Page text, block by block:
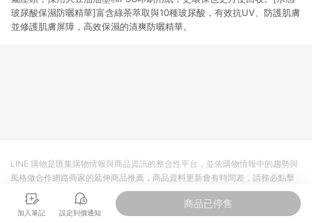
玻尿酸保濕防曬精華]富含綠茶萃取與10種玻尿酸，有效抗UV、防護肌膚
並修護肌膚屏障，高效保濕的清爽防曬精華。
加入筆記 設定到價通知
商品已停售
LINE 購物是匯集購物情報與商品資訊的整合性平台，並依購物情報中的趨勢與
風格做合作網路商家的延伸商品推薦，商品資料更新會有時間差，請務必點擊
商品至各合作網路商家，確認現售價與購物條件，一切資訊以合作廠商網頁為
準。